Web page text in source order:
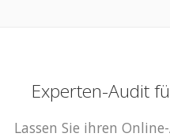
Experten-Audit
Lassen Sie ihren